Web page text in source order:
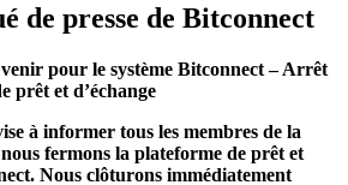
de presse de Bitconnect
pour le système Bitconnect – Arrêt
prêt et d’échange
à informer tous les membres de la
fermons la plateforme de prêt et
Nous clôturons immédiatement